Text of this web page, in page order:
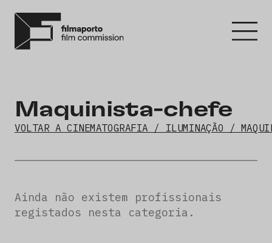
Maquinista-chefe
VOLTAR A CINEMATOGRAFIA / ILUMINAÇÃO /
Ainda não existem profissionais
registados nesta categoria.